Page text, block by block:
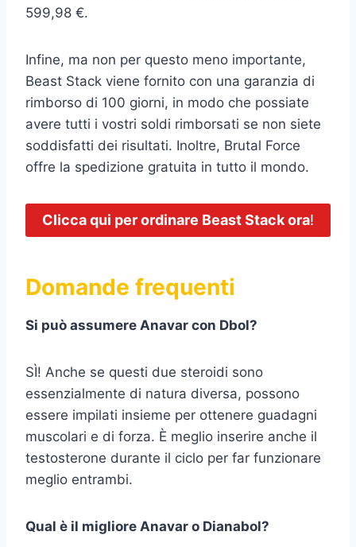
599,98 €.
Infine, ma non per questo meno importante,
Beast Stack viene fornito con una garanzia di
rimborso di 100 giorni, in modo che possiate
avere tutti i vostri soldi rimborsati se non siete
soddisfatti dei risultati. Inoltre, Brutal Force
offre la spedizione gratuita in tutto il mondo.
Clicca qui per ordinare Beast Stack ora!
Domande frequenti
Si può assumere Anavar con Dbol?
SÌ! Anche se questi due steroidi sono
essenzialmente di natura diversa, possono
essere impilati insieme per ottenere guadagni
muscolari e di forza. È meglio inserire anche il
testosterone durante il ciclo per far funzionare
meglio entrambi.
Qual è il migliore Anavar o Dianabol?